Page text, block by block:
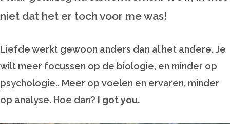
niet dat het er toch voor me was!
Liefde werkt gewoon anders dan al het andere. Je
wilt meer focussen op de biologie, en minder op
psychologie.. Meer op voelen en ervaren, minder
op analyse. Hoe dan? I got you.